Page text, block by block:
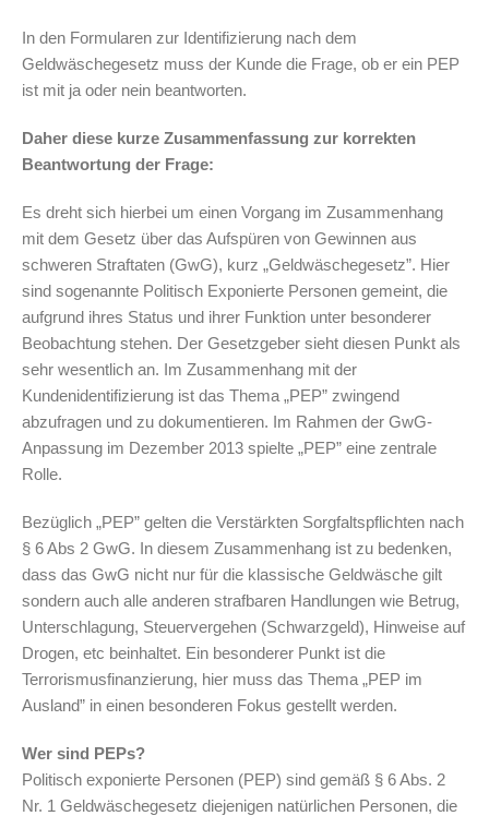
In den Formularen zur Identifizierung nach dem
Geldwäschegesetz muss der Kunde die Frage, ob er ein PEP
ist mit ja oder nein beantworten.
Daher diese kurze Zusammenfassung zur korrekten
Beantwortung der Frage:
Es dreht sich hierbei um einen Vorgang im Zusammenhang
mit dem Gesetz über das Aufspüren von Gewinnen aus
schweren Straftaten (GwG), kurz „Geldwäschegesetz”. Hier
sind sogenannte Politisch Exponierte Personen gemeint, die
aufgrund ihres Status und ihrer Funktion unter besonderer
Beobachtung stehen. Der Gesetzgeber sieht diesen Punkt als
sehr wesentlich an. Im Zusammenhang mit der
Kundenidentifizierung ist das Thema „PEP” zwingend
abzufragen und zu dokumentieren. Im Rahmen der GwG-
Anpassung im Dezember 2013 spielte „PEP” eine zentrale
Rolle.
Bezüglich „PEP” gelten die Verstärkten Sorgfaltspflichten nach
§ 6 Abs 2 GwG. In diesem Zusammenhang ist zu bedenken,
dass das GwG nicht nur für die klassische Geldwäsche gilt
sondern auch alle anderen strafbaren Handlungen wie Betrug,
Unterschlagung, Steuervergehen (Schwarzgeld), Hinweise auf
Drogen, etc beinhaltet. Ein besonderer Punkt ist die
Terrorismusfinanzierung, hier muss das Thema „PEP im
Ausland” in einen besonderen Fokus gestellt werden.
Wer sind PEPs?
Politisch exponierte Personen (PEP) sind gemäß § 6 Abs. 2
Nr. 1 Geldwäschegesetz diejenigen natürlichen Personen, die